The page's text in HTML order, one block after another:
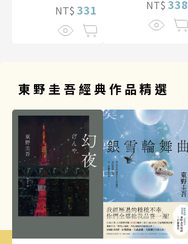
NT$ 331 NT$ 338
東野圭吾經典作品精選